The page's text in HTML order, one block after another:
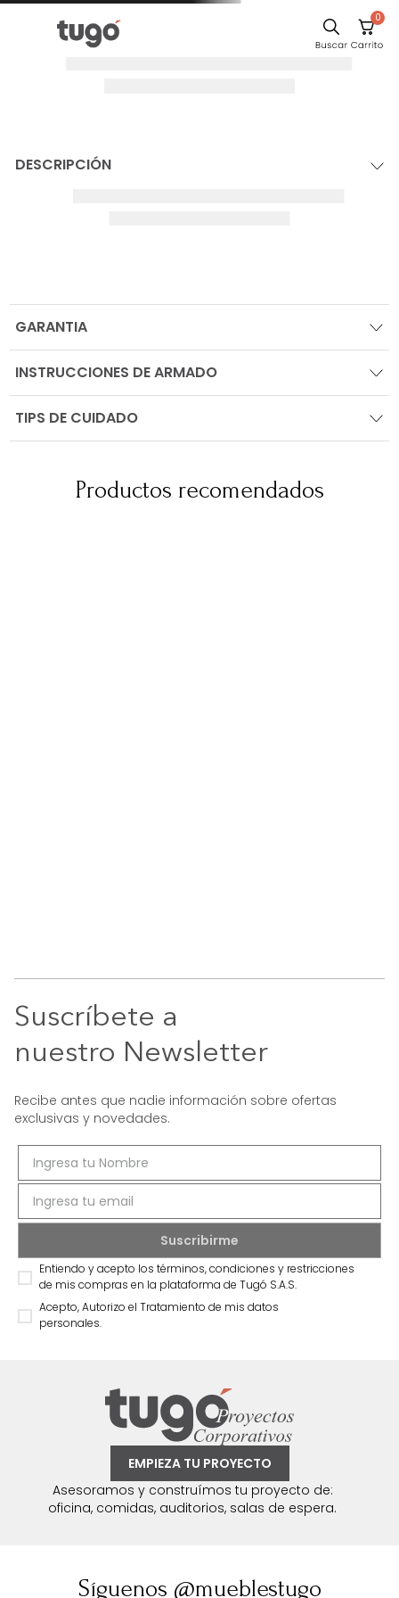
0
DESCRIPCIÓN
GARANTIA
INSTRUCCIONES DE ARMADO
TIPS DE CUIDADO
Productos recomendados
Suscríbete a
nuestro Newsletter
Recibe antes que nadie información sobre ofertas
exclusivas y novedades.
Entiendo y acepto los términos, condiciones y restricciones
de mis compras en la plataforma de Tugó S.A.S.
Acepto, Autorizo el Tratamiento de mis datos
personales.
EMPIEZA TU PROYECTO
Asesoramos y construímos tu proyecto de:
oficina, comidas, auditorios, salas de espera.
Síguenos @mueblestugo